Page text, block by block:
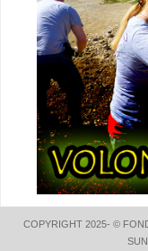
COPYRIGHT 2025- ©